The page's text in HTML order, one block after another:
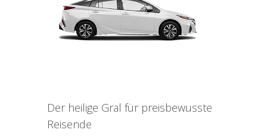
Der heilige Gral für preisbewusste
Reisende